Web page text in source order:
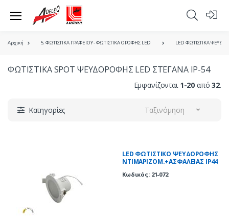
Αρχική 5. ΦΩΤΙΣΤΙΚΑ ΓΡΑΦΕΙΟΥ - ΦΩΤΙΣΤΙΚΑ ΟΡΟΦΗΣ LED LED ΦΩΤΙΣΤΙΚΑ
ΦΩΤΙΣΤΙΚΑ SPOT ΨΕΥΔΟΡΟΦΗΣ LED ΣΤΕΓΑΝΑ IP-54
Εμφανίζονται 1-20 από32.
Κατηγορίες Ταξινόμηση
LED ΦΩΤΙΣΤΙΚΟ ΨΕΥΔΟΡΟΦΗΣ
ΝΤΙΜΑΡΙΖΟΜ.+ΑΣΦΑΛΕΙΑΣ IP44
Κωδικός: 21-072